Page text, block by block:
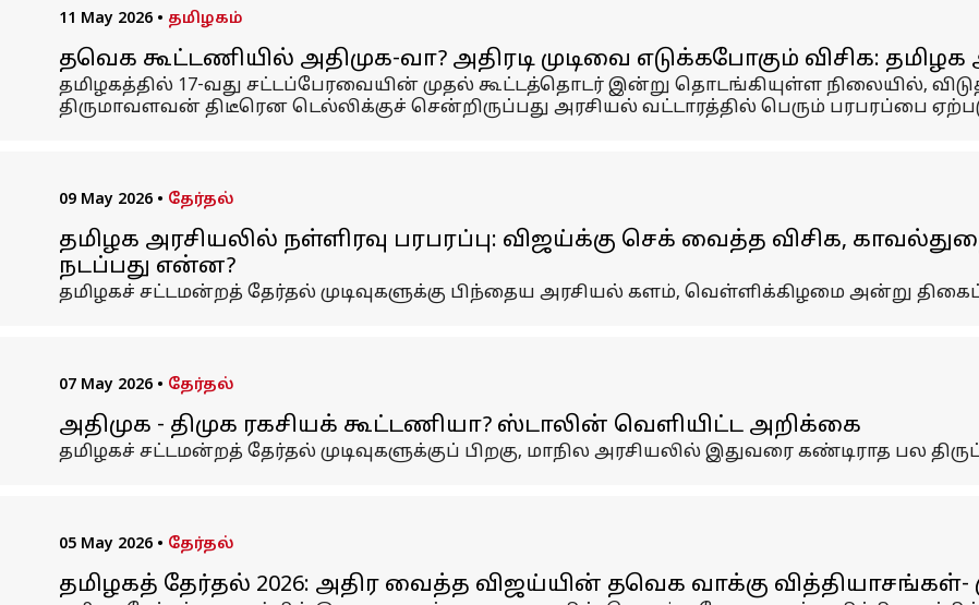
11 May 2026 • தமிழகம்
தவெக கூட்டணியில் அதிமுக-வா? அதிரடி முடிவை எடுக்கபோகும் விசிக: தமிழக
தமிழகத்தில் 17-வது சட்டப்பேரவையின் முதல் கூட்டத்தொடர் இன்று தொடங்கியுள்ள நிலையில்,
திருமாவளவன் திடீரென டெல்லிக்குச் சென்றிருப்பது அரசியல் வட்டாரத்தில் பெரும் பரபரப்பை
09 May 2026 • தேர்தல்
தமிழக அரசியலில் நள்ளிரவு பரபரப்பு: விஜய்க்கு செக் வைத்த விசிக,
நடப்பது என்ன?
தமிழகச் சட்டமன்றத் தேர்தல் முடிவுகளுக்கு பிந்தைய அரசியல் களம், வெள்ளிக்கிழமை அன்று
07 May 2026 • தேர்தல்
அதிமுக - திமுக ரகசியக் கூட்டணியா? ஸ்டாலின் வெளியிட்ட அறிக்கை
தமிழகச் சட்டமன்றத் தேர்தல் முடிவுகளுக்குப் பிறகு, மாநில அரசியலில் இதுவரை கண்டிராத பல
05 May 2026 • தேர்தல்
தமிழகத் தேர்தல் 2026: அதிர வைத்த விஜய்யின் தவெக வாக்கு வித்தியாசங்கள்-